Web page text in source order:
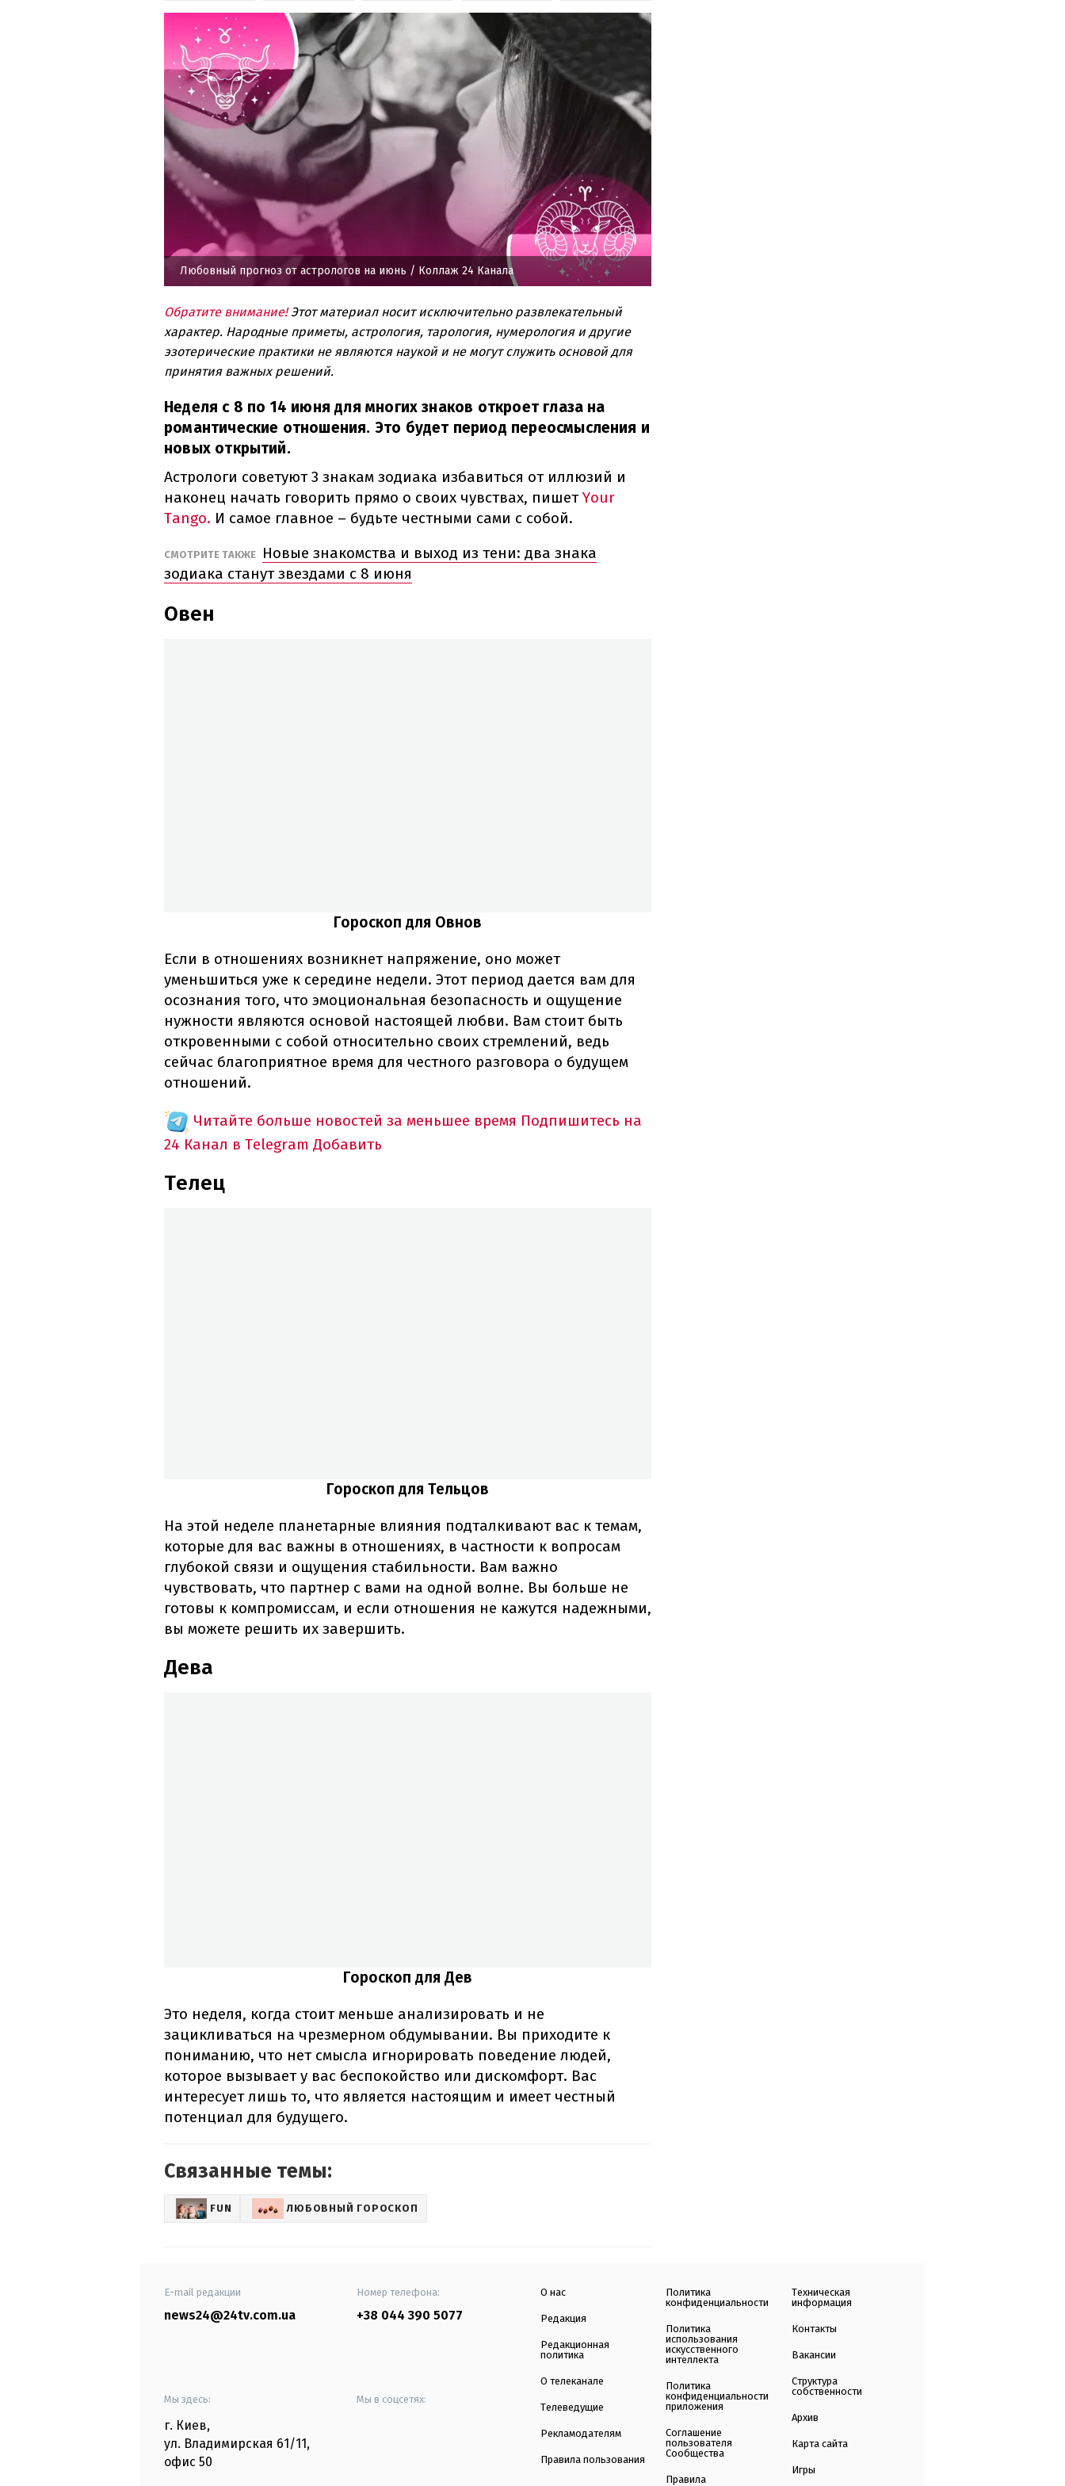
Любовный прогноз от астрологов на июнь / Коллаж 24 Канала
Обратите внимание!Этот материал носит исключительно развлекательный
характер. Народные приметы, астрология, тарология, нумерология и другие
эзотерические практики не являются наукой и не могут служить основой для
принятия важных решений.
Неделя с 8 по 14 июня для многих знаков откроет глаза на
романтические отношения. Это будет период переосмысления и
новых открытий.
Астрологи советуют 3 знакам зодиака избавиться от иллюзий и
наконец начать говорить прямо о своих чувствах, пишетYour
Tango. И самое главное – будьте честными сами с собой.
СМОТРИТЕ ТАКЖЕ
Новые знакомства и выход из тени: два знака
зодиака станут звездами с 8 июня
Овен
Гороскоп для Овнов
Если в отношениях возникнет напряжение, оно может
уменьшиться уже к середине недели. Этот период дается вам для
осознания того, что эмоциональная безопасность и ощущение
нужности являются основой настоящей любви. Вам стоит быть
откровенными с собой относительно своих стремлений, ведь
сейчас благоприятное время для честного разговора о будущем
отношений.
Читайте больше новостей за меньшее время Подпишитесь на
24 Канал в Telegram Добавить
Телец
Гороскоп для Тельцов
На этой неделе планетарные влияния подталкивают вас к темам,
которые для вас важны в отношениях, в частности к вопросам
глубокой связи и ощущения стабильности. Вам важно
чувствовать, что партнер с вами на одной волне. Вы больше не
готовы к компромиссам, и если отношения не кажутся надежными,
вы можете решить их завершить.
Дева
Гороскоп для Дев
Это неделя, когда стоит меньше анализировать и не
зацикливаться на чрезмерном обдумывании. Вы приходите к
пониманию, что нет смысла игнорировать поведение людей,
которое вызывает у вас беспокойство или дискомфорт. Вас
интересует лишь то, что является настоящим и имеет честный
потенциал для будущего.
Связанные темы:
FUN ЛЮБОВНЫЙ ГОРОСКОП
E-mail редакции
news24@24tv.com.ua
Номер телефона:
+38 044 390 5077
Мы здесь:
г. Киев,
ул. Владимирская 61/11,
офис 50
Мы в соцсетях:
О нас
Редакция
Редакционная
политика
О телеканале
Телеведущие
Рекламодателям
Правила пользования
Политика
конфиденциальности
Политика
использования
искусственного
интеллекта
Политика
конфиденциальности
приложения
Соглашение
пользователя
Сообщества
Правила
Техническая
информация
Контакты
Вакансии
Структура
собственности
Архив
Карта сайта
Игры